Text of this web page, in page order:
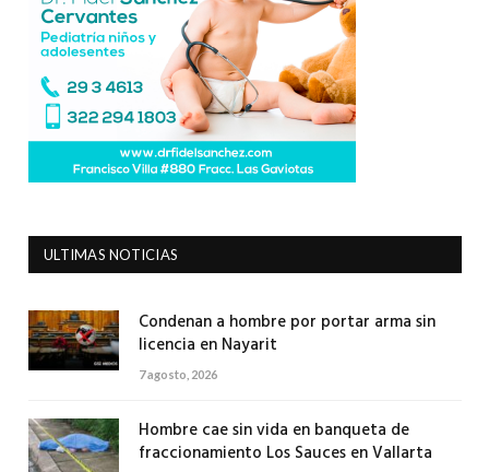
ULTIMAS NOTICIAS
Condenan a hombre por portar arma sin
licencia en Nayarit
7 agosto, 2026
Hombre cae sin vida en banqueta de
fraccionamiento Los Sauces en Vallarta